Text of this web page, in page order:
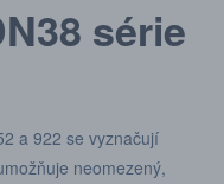
série
a 922 se vyznačují
neomezený,